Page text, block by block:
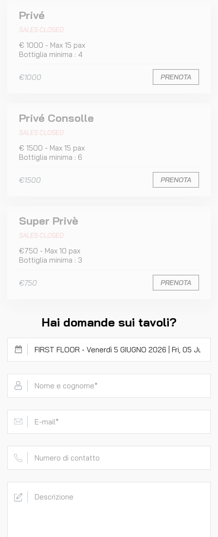
Privé
SALES CLOSED
€ 1000 - Max 15 pax
Bottiglia minima : 4
€1000 PRENOTA
Privé Consolle
SALES CLOSED
€ 1500 - Max 15 pax
Bottiglia minima : 6
€1500 PRENOTA
Super Privè
SALES CLOSED
€750 - Max 10 pax
Bottiglia minima : 3
€750 PRENOTA
Hai domande sui tavoli?